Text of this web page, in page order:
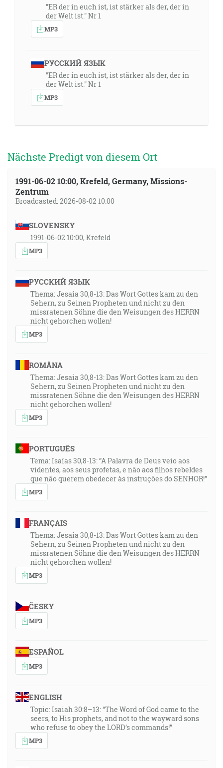
"ER der in euch ist, ist stärker als der, der in
der Welt ist." Nr 1
MP3
РУССКИЙ ЯЗЫК
"ER der in euch ist, ist stärker als der, der in
der Welt ist." Nr 1
MP3
Nächste Predigt von diesem Ort
1991-06-02 10:00, Krefeld, Germany, Missions-
Zentrum
Broadcasted: 2026-08-02 10:00
SLOVENSKY
1991-06-02 10:00, Krefeld
MP3
РУССКИЙ ЯЗЫК
Thema: Jesaia 30,8-13: Das Wort Gottes kam zu den
Sehern, zu Seinen Propheten und nicht zu den
missratenen Söhne die den Weisungen des HERRN
nicht gehorchen wollen!
MP3
ROMÂNA
Thema: Jesaia 30,8-13: Das Wort Gottes kam zu den
Sehern, zu Seinen Propheten und nicht zu den
missratenen Söhne die den Weisungen des HERRN
nicht gehorchen wollen!
MP3
PORTUGUÊS
Tema: Isaías 30,8-13: “A Palavra de Deus veio aos
videntes, aos seus profetas, e não aos filhos rebeldes
que não querem obedecer às instruções do SENHOR!”
MP3
FRANÇAIS
Thema: Jesaia 30,8-13: Das Wort Gottes kam zu den
Sehern, zu Seinen Propheten und nicht zu den
missratenen Söhne die den Weisungen des HERRN
nicht gehorchen wollen!
MP3
ČESKY
MP3
ESPAÑOL
MP3
ENGLISH
Topic: Isaiah 30:8–13: “The Word of God came to the
seers, to His prophets, and not to the wayward sons
who refuse to obey the LORD’s commands!”
MP3